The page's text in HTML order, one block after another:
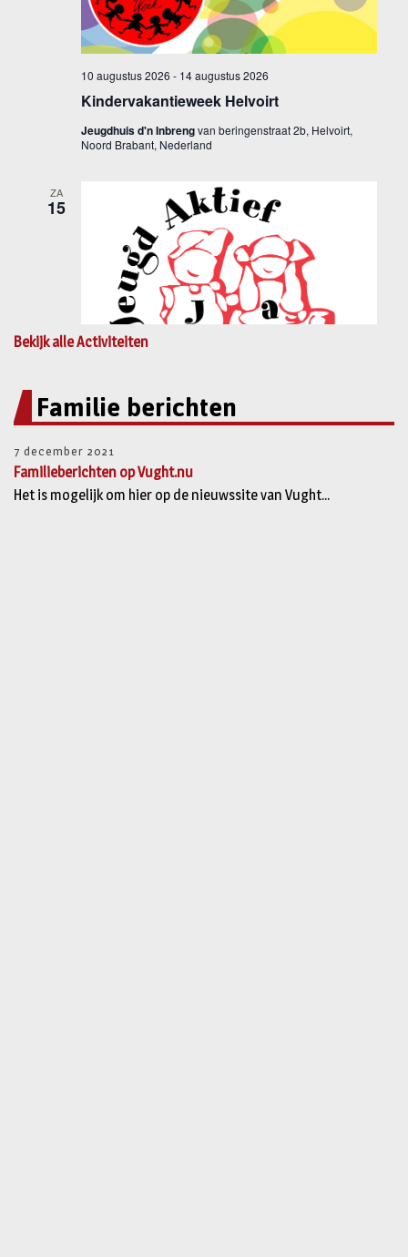
Bekijk alle Activiteiten
Familie berichten
7 december 2021
Familieberichten op Vught.nu
Het is mogelijk om hier op de nieuwssite van Vught...